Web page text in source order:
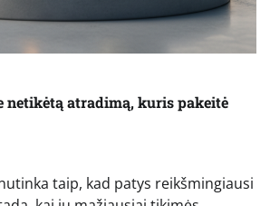
netikėtą atradimą, kuris pakeitė
taip, kad patys reikšmingiausi